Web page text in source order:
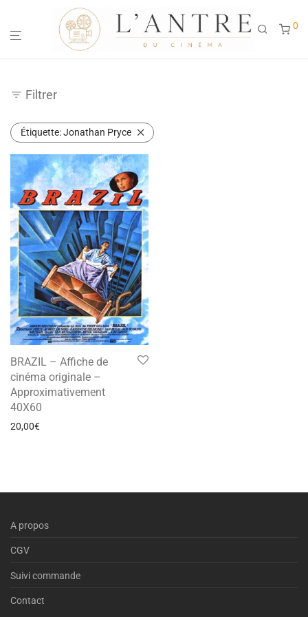
0
Filtrer
Étiquette:Jonathan Pryce
BRAZIL – Affiche de
cinéma originale –
Approximativement
40X60
20,00€
A propos
CGV
Suivi commande
Contact